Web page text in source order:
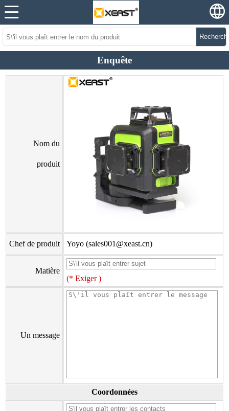
Enquête
Nom du
produit
Chef de produit Yoyo (sales001@xeast.cn)
Matière
(* Exiger )
Un message
Coordonnées